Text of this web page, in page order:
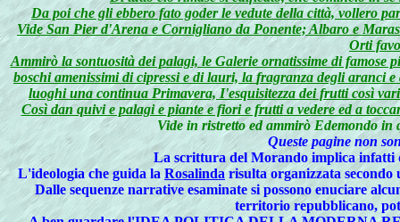
Da poi che gli ebbero fato goder le vedute della città, vollero
Vide San Pier d'Arena e Cornigliano da Ponente; Albaro e
Orti
Ammirò la sontuosità dei palagi, le Galerie ornatissime di
boschi amenissimi di cipressi e di lauri, lafragranza degli aranci e
luoghi una continua Primavera, I'esquisitezza dei frutti così
Così dan quivi e palagi e piante e fiori e frutti a vedere ed a
Vide in ristretto ed ammirò Edemondo
Queste pagine non
La scrittura del Morando implica infatti
L'ideologia che guida la Rosalindarisulta organizzata secondo
Dalle sequenze narrative esaminate si possono enuciare
territorio repubblicano,